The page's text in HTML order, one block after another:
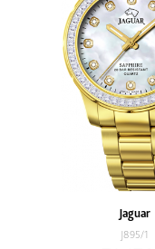
Jaguar
J895/1